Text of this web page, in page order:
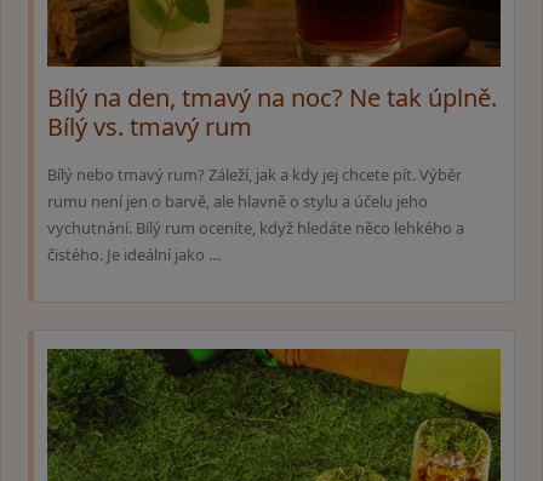
Bílý na den, tmavý na noc? Ne tak úplně.
Bílý vs. tmavý rum
Bílý nebo tmavý rum? Záleží, jak a kdy jej chcete pít. Výběr
rumu není jen o barvě, ale hlavně o stylu a účelu jeho
vychutnání. Bílý rum oceníte, když hledáte něco lehkého a
čistého. Je ideální jako …